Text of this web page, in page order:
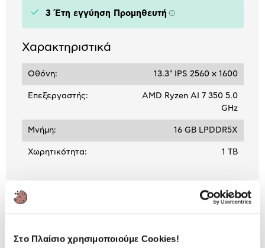
Στο Πλαίσιο χρησιμοποιούμε Cookies!
3 Έτη εγγύηση Προμηθευτή Πληροφορίες
Χαρακτηριστικά
Οθόνη: 13.3" IPS 2560 x 1600
Επεξεργαστής:
AMD Ryzen AI 7 350 5.0
GHz
Μνήμη: 16 GB LPDDR5X
Χωρητικότητα: 1 TB
ΒΛΕΠΕΙΣ:
HP OmniBook 7 Aero 13-